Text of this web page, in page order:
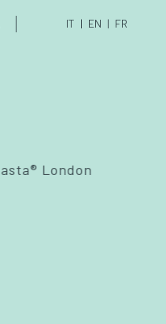
IT EN FR
London